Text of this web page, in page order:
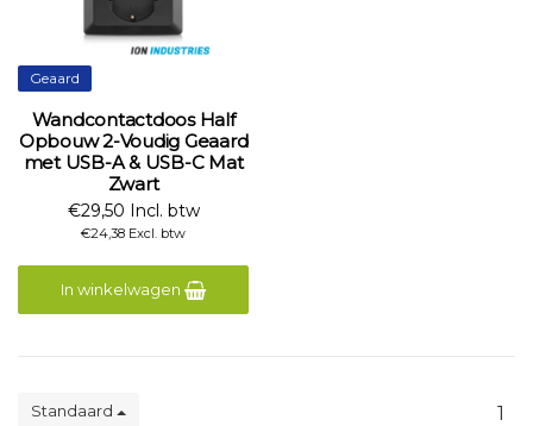
Geaard
Wandcontactdoos Half
Opbouw 2-Voudig Geaard
met USB-A & USB-C Mat
Zwart
€29,50 Incl. btw
€24,38 Excl. btw
In winkelwagen
Standaard 1